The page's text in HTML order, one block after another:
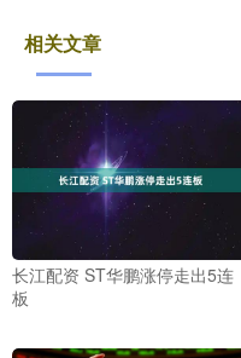
相关文章
长江配资 ST华鹏涨停走出5连
板